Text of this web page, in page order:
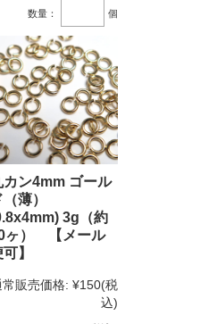
数量： 個
カン4mm ゴール
（薄）
3g（約
ヶ） 【メール
】
常販売価格: ¥150(税
込)